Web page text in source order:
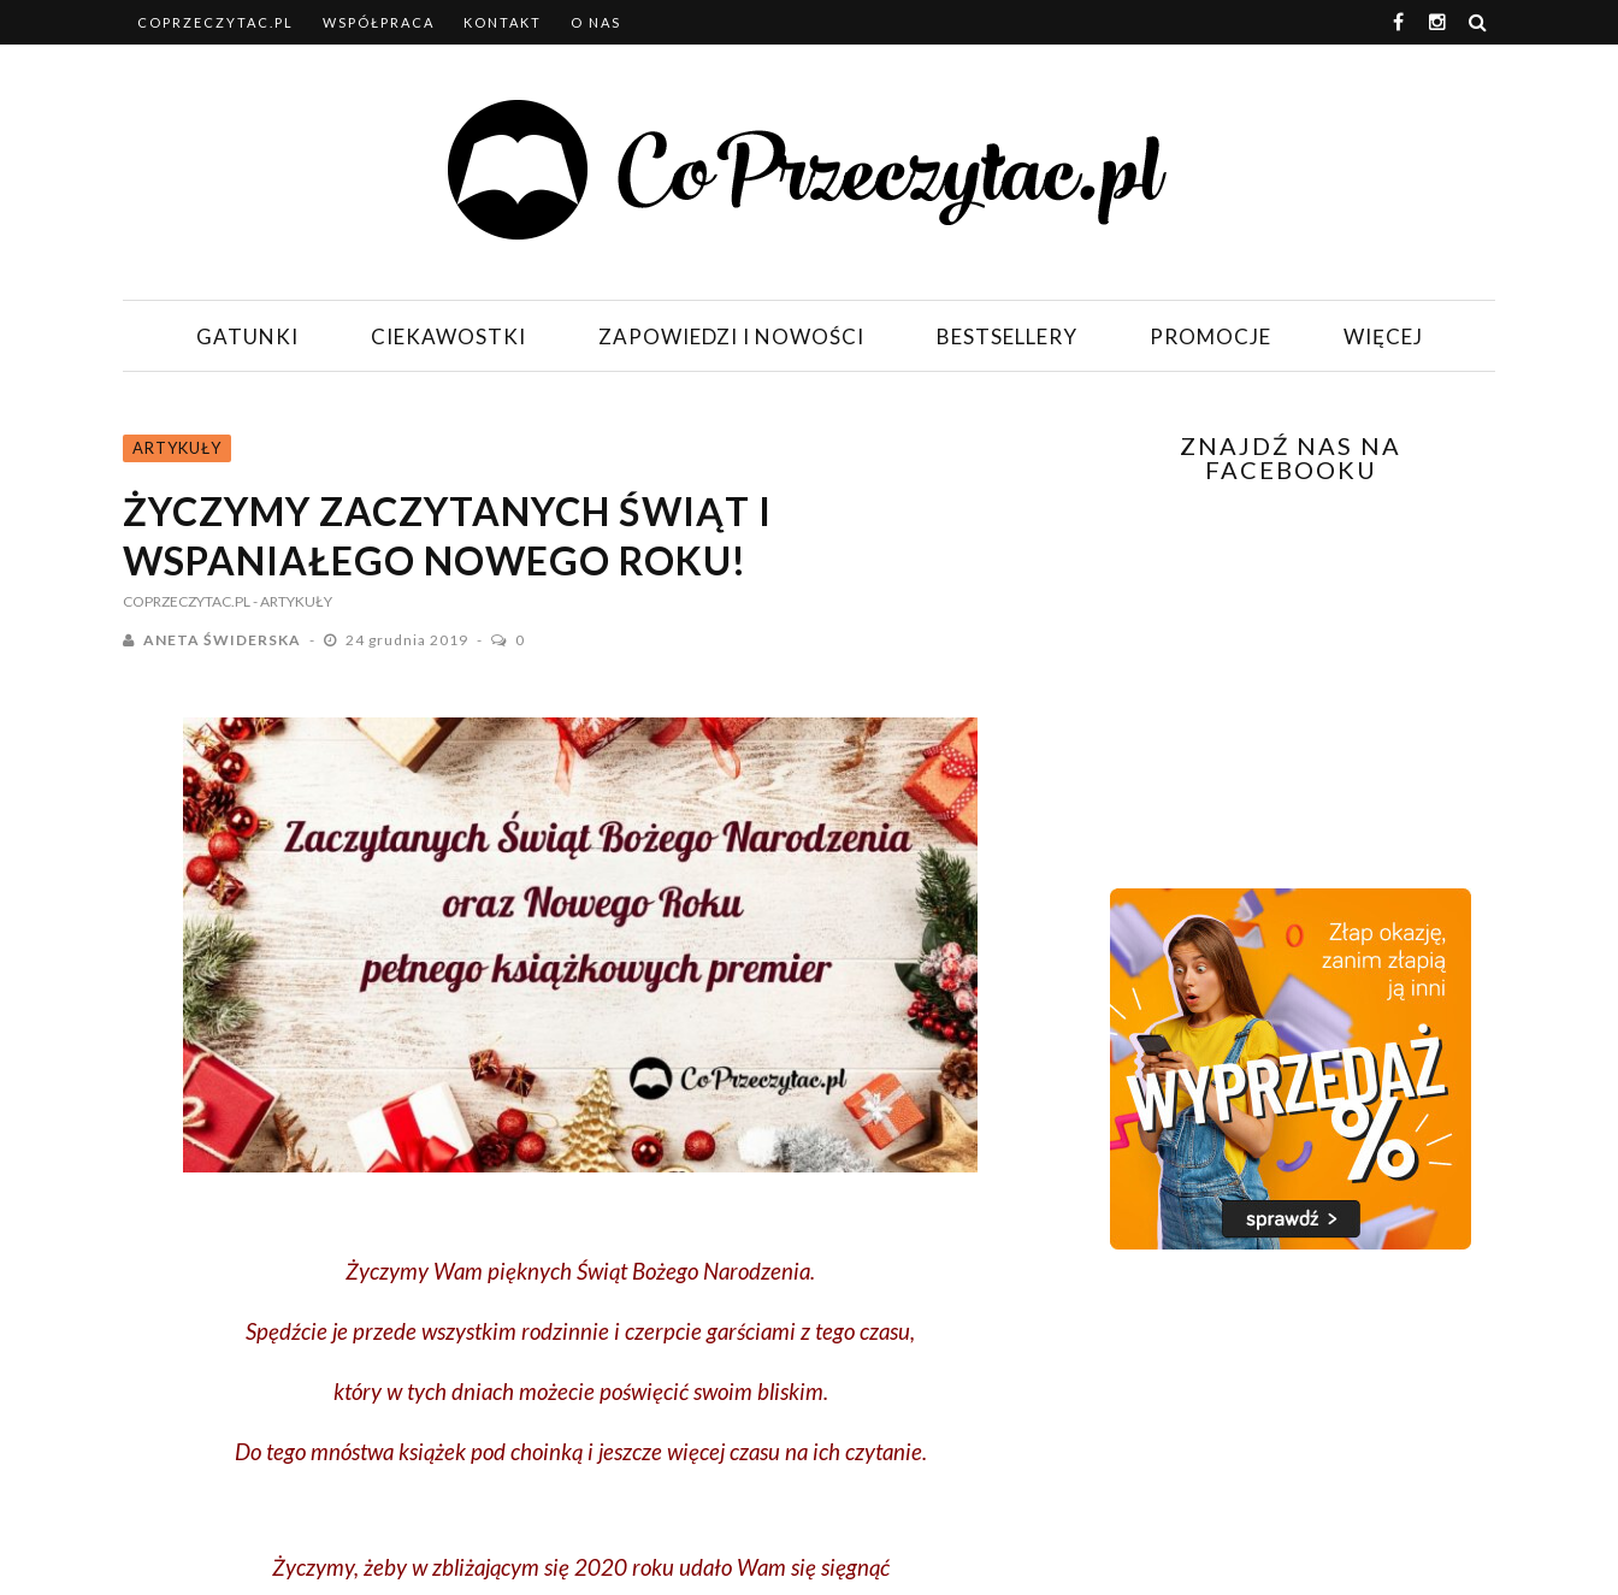
COPRZECZYTAC.PL WSPÓŁPRACA KONTAKT O NAS
GATUNKI CIEKAWOSTKI ZAPOWIEDZI I NOWOŚCI BESTSELLERY PROMOCJE WIĘCEJ
ARTYKUŁY
ŻYCZYMY ZACZYTANYCH ŚWIĄT I
WSPANIAŁEGO NOWEGO ROKU!
COPRZECZYTAC.PL- ARTYKUŁY
ANETA ŚWIDERSKA 24 grudnia 2019 0
Życzymy Wam pięknych Świąt Bożego Narodzenia.
Spędźcie je przede wszystkim rodzinnie i czerpcie garściami z tego czasu,
który w tych dniach możecie poświęcić swoim bliskim.
Do tego mnóstwa książek pod choinką i jeszcze więcej czasu na ich czytanie.
Życzymy, żeby w zbliżającym się 2020 roku udało Wam się sięgnąć
ZNAJDŹ NAS NA
FACEBOOKU